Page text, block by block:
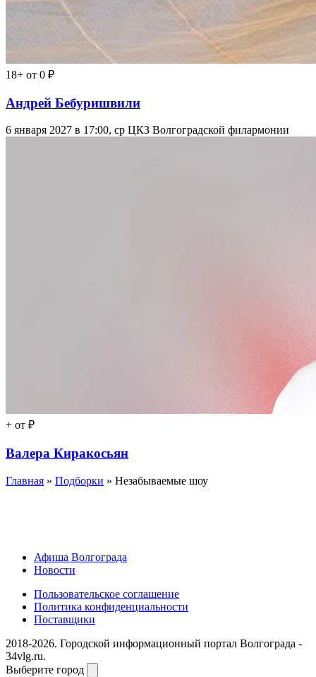
18+ от 0 ₽
Андрей Бебуришвили
6 января 2027 в 17:00, ср ЦКЗ Волгоградской филармонии
+ от ₽
Валера Киракосьян
Главная » Подборки » Незабываемые шоу
Афиша Волгограда
Новости
Пользовательское соглашение
Политика конфиденциальности
Поставщики
2018-2026. Городской информационный портал Волгограда -
34vlg.ru.
Выберите город